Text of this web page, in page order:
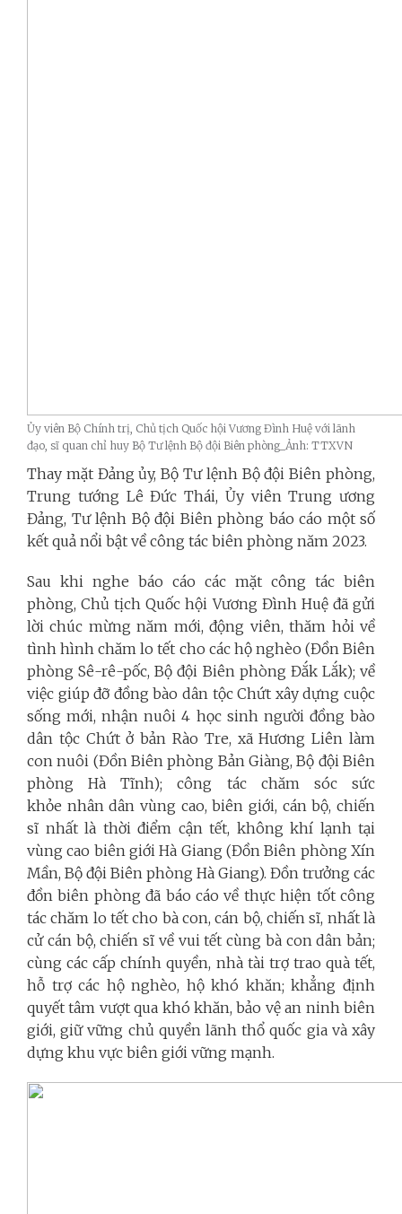
Ủy viên Bộ Chính trị, Chủ tịch Quốc hội Vương Đình Huệ với lãnh
đạo, sĩ quan chỉ huy Bộ Tư lệnh Bộ đội Biên phòng_Ảnh: TTXVN
Thay mặt Đảng ủy, Bộ Tư lệnh Bộ đội Biên phòng,
Trung tướng Lê Đức Thái, Ủy viên Trung ương
Đảng, Tư lệnh Bộ đội Biên phòng báo cáo một số
kết quả nổi bật về công tác biên phòng năm 2023.
Sau khi nghe báo cáo các mặt công tác biên
phòng, Chủ tịch Quốc hội Vương Đình Huệ đã gửi
lời chúc mừng năm mới, động viên, thăm hỏi về
tình hình chăm lo tết cho các hộ nghèo (Đồn Biên
phòng Sê-rê-pốc, Bộ đội Biên phòng Đắk Lắk); về
việc giúp đỡ đồng bào dân tộc Chứt xây dựng cuộc
sống mới, nhận nuôi 4 học sinh người đồng bào
dân tộc Chứt ở bản Rào Tre, xã Hương Liên làm
con nuôi (Đồn Biên phòng Bản Giàng, Bộ đội Biên
phòng Hà Tĩnh); công tác chăm sóc sức
khỏe nhân dân vùng cao, biên giới, cán bộ, chiến
sĩ nhất là thời điểm cận tết, không khí lạnh tại
vùng cao biên giới Hà Giang (Đồn Biên phòng Xín
Mần, Bộ đội Biên phòng Hà Giang). Đồn trưởng các
đồn biên phòng đã báo cáo về thực hiện tốt công
tác chăm lo tết cho bà con, cán bộ, chiến sĩ, nhất là
cử cán bộ, chiến sĩ về vui tết cùng bà con dân bản;
cùng các cấp chính quyền, nhà tài trợ trao quà tết,
hỗ trợ các hộ nghèo, hộ khó khăn; khẳng định
quyết tâm vượt qua khó khăn, bảo vệ an ninh biên
giới, giữ vững chủ quyền lãnh thổ quốc gia và xây
dựng khu vực biên giới vững mạnh.